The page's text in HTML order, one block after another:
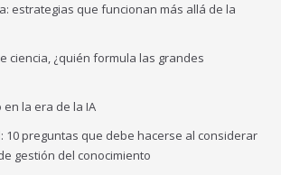
estrategias que funcionan más allá de la
ciencia, ¿quién formula las grandes
la era de la IA
10 preguntas que debe hacerse al considerar
gestión del conocimiento